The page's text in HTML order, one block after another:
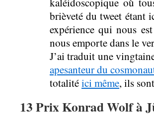
brièveté du tweet étant
expérience qui nous
nous emporte dans le
J’ai traduit une
ape­san­teur du
totalitéici même, ils
13 Prix Konrad Wolf à